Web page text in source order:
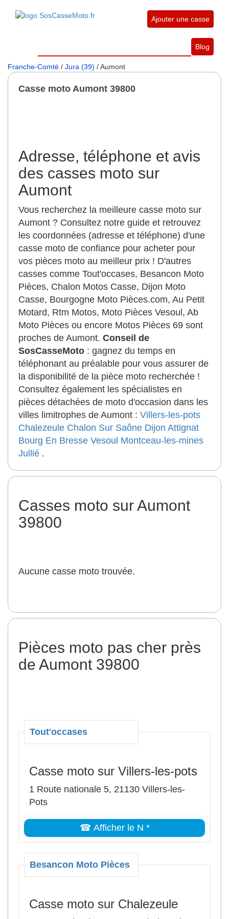
Ajouter une casse
Blog
Franche-Comté / Jura (39) / Aumont
Casse moto Aumont 39800
Adresse, téléphone et avis
des casses moto sur
Aumont
Vous recherchez la meilleure casse moto sur
Aumont ? Consultez notre guide et retrouvez
les coordonnées (adresse et téléphone) d'une
casse moto de confiance pour acheter pour
vos pièces moto au meilleur prix ! D'autres
casses comme Tout'occases, Besancon Moto
Pièces, Chalon Motos Casse, Dijon Moto
Casse, Bourgogne Moto Pièces.com, Au Petit
Motard, Rtm Motos, Moto Pièces Vesoul, Ab
Moto Pièces ou encore Motos Pièces 69 sont
proches de Aumont. Conseil de
SosCasseMoto : gagnez du temps en
téléphonant au préalable pour vous assurer de
la disponibilité de la pièce moto recherchée !
Consultez également les spécialistes en
pièces détachées de moto d'occasion dans les
villes limitrophes de Aumont : Villers-les-pots
Chalezeule Chalon Sur Saône Dijon Attignat
Bourg En Bresse Vesoul Montceau-les-mines
Jullié .
Casses moto sur Aumont
39800
Aucune casse moto trouvée.
Pièces moto pas cher près
de Aumont 39800
Tout'occases
Casse moto sur Villers-les-pots
1 Route nationale 5, 21130 Villers-les-
Pots
☎ Afficher le N *
Besancon Moto Pièces
Casse moto sur Chalezeule